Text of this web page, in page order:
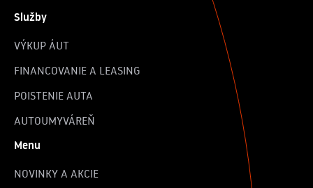
Služby
VÝKUP ÁUT
FINANCOVANIE A LEASING
POISTENIE AUTA
AUTOUMYVÁREŇ
Menu
NOVINKY A AKCIE